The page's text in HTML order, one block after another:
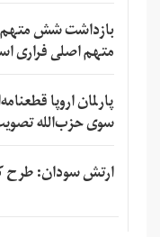
بازداشت شش
متهم اصلی فراری
پارلمان اروپا
سوی حزب‌الله
ارتش سودان: طرح